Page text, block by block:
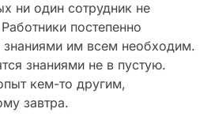
ни один сотрудник не
постепенно
им всем необходим.
знаниями не в пустую.
кем-то другим,
завтра.